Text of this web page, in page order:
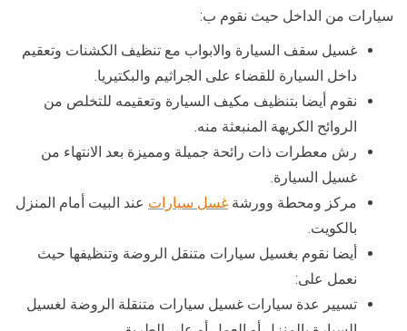
سيارات من الداخل حيث نقوم ب:
غسيل سقف السيارة والابواب مع تنظيف الكشنات وتعقيم
داخل السيارة للقضاء على الجراثيم والبكتيريا.
نقوم أيضا بتنظيف مكيف السيارة وتعقيمه للتخلص من
الروائح الكريهة المنبعثة منه.
رش معطرات ذات رائحة جميلة ومميزة بعد الانتهاء من
غسيل السيارة.
مركز ومحطة وورشة غسل سيارات عند البيت أمام المنزل
بالكويت.
أيضا نقوم بغسيل سيارات متنقل الروضة وتنظيفها حيث
نعمل على:
تسيير عدة سيارات غسيل سيارات متنقلة الروضة لغسيل